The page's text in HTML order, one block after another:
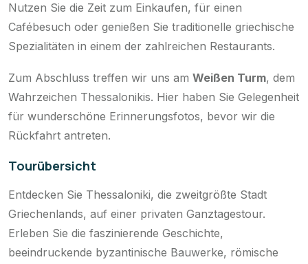
Nutzen Sie die Zeit zum Einkaufen, für einen
Cafébesuch oder genießen Sie traditionelle griechische
Spezialitäten in einem der zahlreichen Restaurants.
Zum Abschluss treffen wir uns am Weißen Turm, dem
Wahrzeichen Thessalonikis. Hier haben Sie Gelegenheit
für wunderschöne Erinnerungsfotos, bevor wir die
Rückfahrt antreten.
Tourübersicht
Entdecken Sie Thessaloniki, die zweitgrößte Stadt
Griechenlands, auf einer privaten Ganztagestour.
Erleben Sie die faszinierende Geschichte,
beeindruckende byzantinische Bauwerke, römische